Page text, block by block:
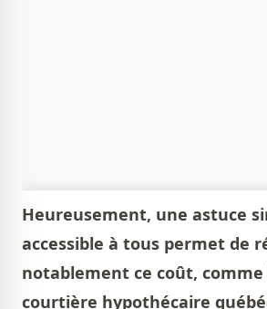
Heureusement, une astuce
accessible à tous permet de
notablement ce coût, comme
courtière hypothécaire